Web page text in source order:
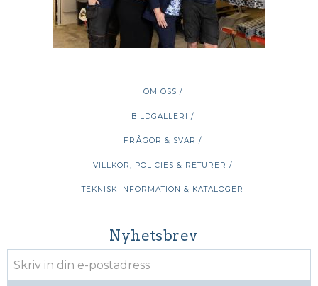
OM OSS /
BILDGALLERI /
FRÅGOR & SVAR /
VILLKOR, POLICIES & RETURER /
TEKNISK INFORMATION & KATALOGER
Nyhetsbrev